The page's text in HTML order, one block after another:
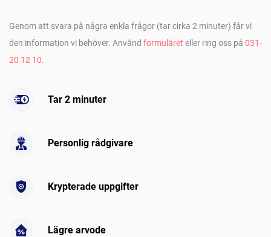
Genom att svara på några enkla frågor (tar cirka 2 minuter) får vi
den information vi behöver. Använd formuläret eller ring oss på 031-
20 12 10.
Tar 2 minuter
Personlig rådgivare
Krypterade uppgifter
Lägre arvode